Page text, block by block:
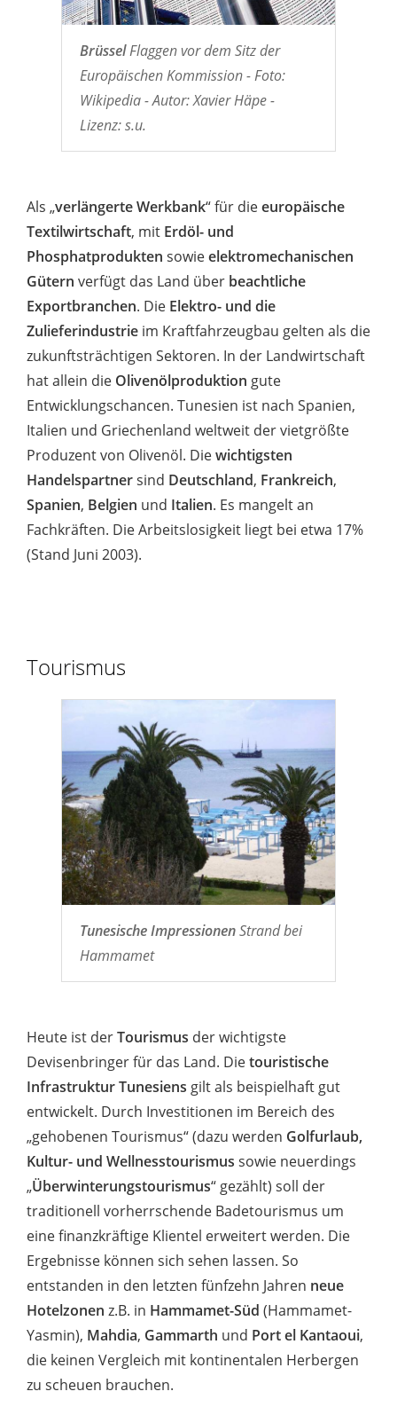
BrüsselFlaggen vor dem Sitz der
Europäischen Kommission - Foto:
Wikipedia - Autor: Xavier Häpe -
Lizenz: s.u.
Als „verlängerte Werkbank“ für dieeuropäische
Textilwirtschaft, mit Erdöl- und
Phosphatprodukten sowieelektromechanischen
Gütern verfügt das Land über beachtliche
Exportbranchen. Die Elektro- und die
Zulieferindustrie im Kraftfahrzeugbau gelten als die
zukunftsträchtigen Sektoren. In der Landwirtschaft
hat allein die Olivenölproduktion gute
Entwicklungschancen. Tunesien ist nach Spanien,
Italien und Griechenland weltweit der vietgrößte
Produzent von Olivenöl. Diewichtigsten
Handelspartnersind Deutschland, Frankreich,
Spanien, Belgien und Italien. Es mangelt an
Fachkräften. Die Arbeitslosigkeit liegt bei etwa 17%
(Stand Juni 2003).
Tourismus
Tunesische ImpressionenStrand bei
Hammamet
Heute ist derTourismus der wichtigste
Devisenbringer für das Land. Dietouristische
Infrastruktur Tunesiens gilt als beispielhaft gut
entwickelt. Durch Investitionen im Bereich des
„gehobenen Tourismus“ (dazu werden Golfurlaub,
Kultur- und Wellnesstourismus sowie neuerdings
„Überwinterungstourismus“ gezählt) soll der
traditionell vorherrschende Badetourismus um
eine finanzkräftige Klientel erweitert werden. Die
Ergebnisse können sich sehen lassen. So
entstanden in den letzten fünfzehn Jahren neue
Hotelzonen z.B. in Hammamet-Süd (Hammamet-
Yasmin), Mahdia, Gammarth und Port el Kantaoui,
die keinen Vergleich mit kontinentalen Herbergen
zu scheuen brauchen.